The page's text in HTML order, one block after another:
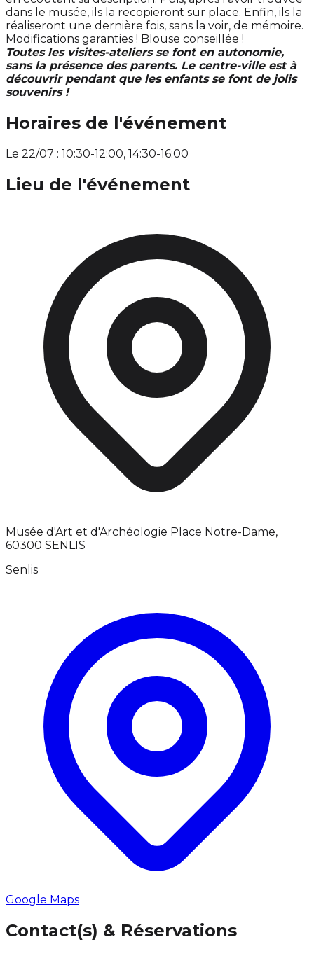
dans le musée, ils la recopieront sur place. Enfin, ils la
réaliseront une dernière fois, sans la voir, de mémoire.
Modifications garanties ! Blouse conseillée !
Toutes les visites-ateliers se font en autonomie,
sans la présence des parents. Le centre-ville est à
découvrir pendant que les enfants se font de jolis
souvenirs !
Horaires de l'événement
Le 22/07 : 10:30-12:00, 14:30-16:00
Lieu de l'événement
Musée d'Art et d'Archéologie Place Notre-Dame,
60300 SENLIS
Senlis
Google Maps
Contact(s) & Réservations